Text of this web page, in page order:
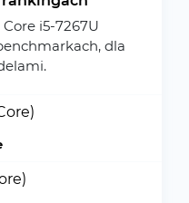
i5-7267U
dla